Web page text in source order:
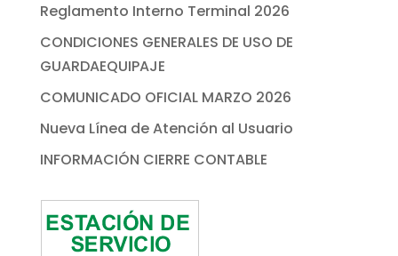
Reglamento Interno Terminal 2026
CONDICIONES GENERALES DE USO DE
GUARDAEQUIPAJE
COMUNICADO OFICIAL MARZO 2026
Nueva Línea de Atención al Usuario
INFORMACIÓN CIERRE CONTABLE